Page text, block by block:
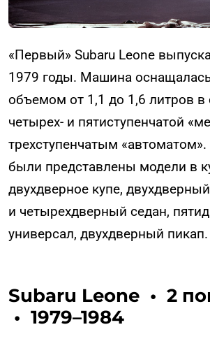
«Первый» Subaru Leone
1979 годы. Машина
объемом от 1,1 до 1,6 литров в
четырех- и пятиступенчатой
трехступенчатым
были представлены модели в
двухдверное купе,
и четырехдверный седан,
универсал, двухдверный пикап.
Subaru Leone • 2
• 1979–1984